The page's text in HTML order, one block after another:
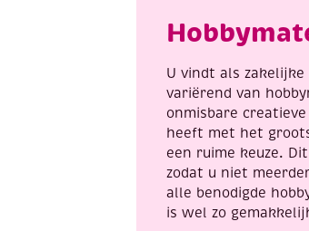
U vindt als
variërend van
onmisbare
heeft met het
een ruime keuze.
zodat u niet
alle benodigde
is wel zo